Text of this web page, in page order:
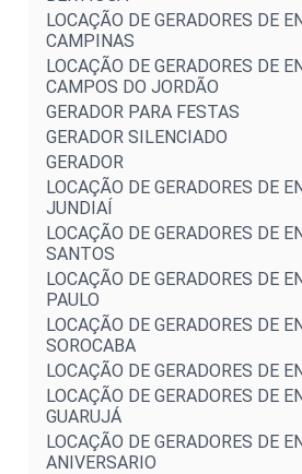
LOCAÇÃO DE GERADORES DE
CAMPINAS
LOCAÇÃO DE GERADORES DE
CAMPOS DO JORDÃO
GERADOR PARA FESTAS
GERADOR SILENCIADO
GERADOR
LOCAÇÃO DE GERADORES DE
JUNDIAÍ
LOCAÇÃO DE GERADORES DE
SANTOS
LOCAÇÃO DE GERADORES DE
PAULO
LOCAÇÃO DE GERADORES DE
SOROCABA
LOCAÇÃO DE GERADORES DE
LOCAÇÃO DE GERADORES DE
GUARUJÁ
LOCAÇÃO DE GERADORES DE
ANIVERSARIO